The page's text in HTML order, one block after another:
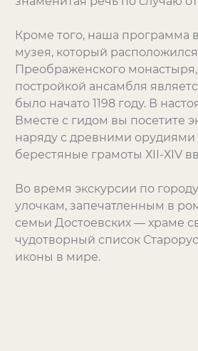
Кроме того, наша программа
музея, который
Преображенского
постройкой ансамбля
было начато 1198 году. В
Вместе с гидом вы посетите
наряду с древними
берестяные грамоты ХII-ХIV
Во время экскурсии по
улочкам, запечатленным в
семьи Достоевских — храме
чудотворный список
иконы в мире.